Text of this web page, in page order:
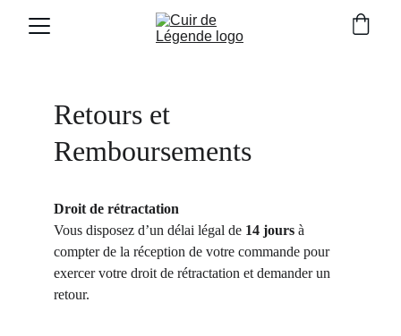
Retours et
Remboursements
Droit de rétractation
Vous disposez d’un délai légal de 14 jours à
compter de la réception de votre commande pour
exercer votre droit de rétractation et demander un
retour.